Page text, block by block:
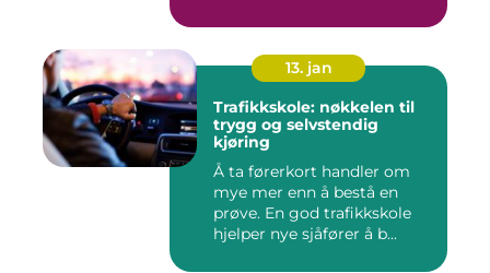
13. jan
Trafikkskole: nøkkelen til
trygg og selvstendig
kjøring
Å ta førerkort handler om
mye mer enn å bestå en
prøve. En god trafikkskole
hjelper nye sjåfører å b...